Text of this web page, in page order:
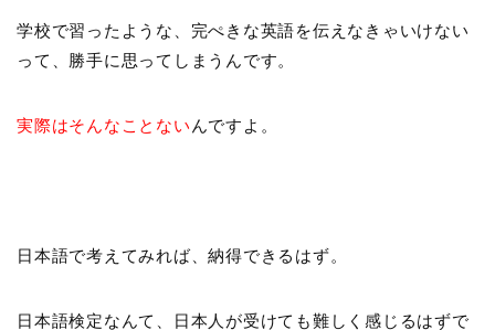
学校で習ったような、完ぺきな英語を伝えなきゃいけない
って、勝手に思ってしまうんです。
実際はそんなことない んですよ。
日本語で考えてみれば、納得できるはず。
日本語検定なんて、日本人が受けても難しく感じるはずで